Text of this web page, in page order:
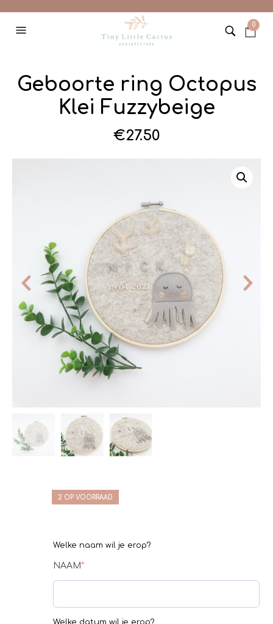
0
Geboorte ring Octopus
Klei Fuzzybeige
€27.50
2 OP VOORRAAD
Welke naam wil je erop?
NAAM*
Welke datum wil je erop?